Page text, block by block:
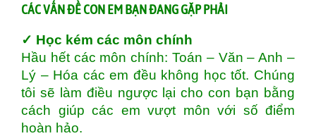
CÁC VẤN ĐỀ CON EM BẠN ĐANG GẶP PHẢI
✓ Học kém các môn chính
Hầu hết các môn chính: Toán – Văn – Anh –
Lý – Hóa các em đều không học tốt. Chúng
tôi sẽ làm điều ngược lại cho con bạn bằng
cách giúp các em vượt môn với số điểm
hoàn hảo.